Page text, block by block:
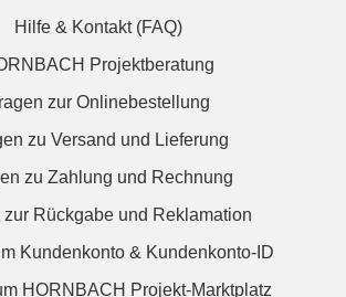
Hilfe & Kontakt (FAQ)
Projektberatung
zur Onlinebestellung
zu Versand und Lieferung
zu Zahlung und Rechnung
zur Rückgabe und Reklamation
Kundenkonto & Kundenkonto-ID
HORNBACH Projekt-Marktplatz